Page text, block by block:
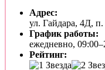
Адрес:
ул. Гайдара, 4Д,
График работы:
ежедневно,
Рейтинг: